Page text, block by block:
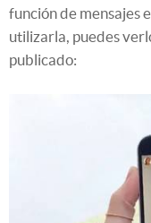
función de mensajes
utilizarla, puedes
publicado: